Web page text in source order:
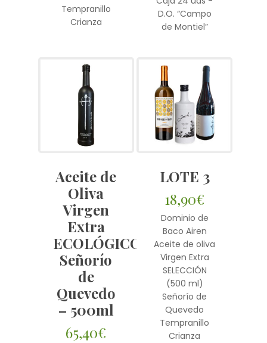
Tempranillo
Crianza
D.O. “Campo
de Montiel”
Aceite de
Oliva
Virgen
Extra
ECOLÓGICO
Señorío
de
Quevedo
– 500ml
65,40€
LOTE 3
18,90€
Dominio de
Baco Airen
Aceite de oliva
Virgen Extra
SELECCIÓN
(500 ml)
Señorío de
Quevedo
Tempranillo
Crianza